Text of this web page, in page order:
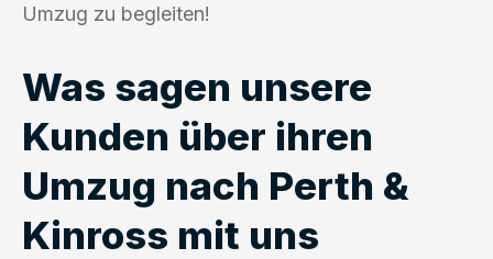
Umzug zu begleiten!
Was sagen unsere
Kunden über ihren
Umzug nach Perth &
Kinross mit uns